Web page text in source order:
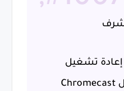
إعادة تشغيل
تطبيق TOD بعد توصيل Chromecast